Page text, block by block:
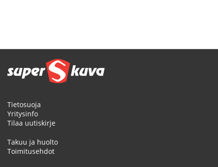
Tietosuoja
Yritysinfo
Tilaa uutiskirje
Takuu ja huolto
Toimitusehdot